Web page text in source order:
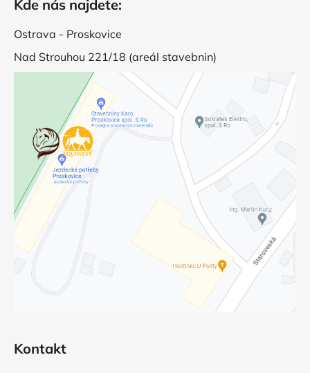
Kde nás najdete:
Ostrava - Proskovice
Nad Strouhou 221/18 (areál stavebnin)
Kontakt